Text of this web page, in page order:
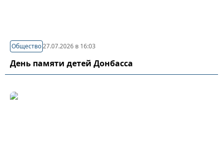
Общество27.07.2026 в 16:03
День памяти детей Донбасса